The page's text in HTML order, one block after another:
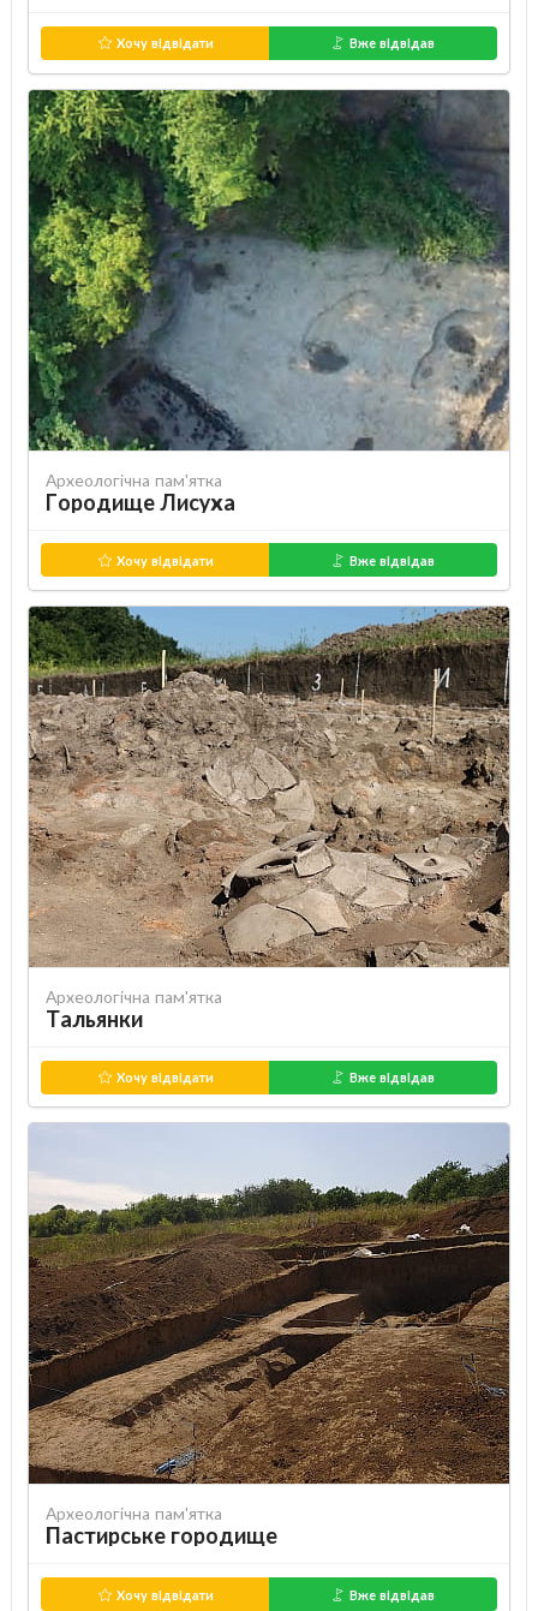
Хочу відвідати Вже відвідав
Археологічна пам'ятка
Городище Лисуха
Хочу відвідати Вже відвідав
Археологічна пам'ятка
Тальянки
Хочу відвідати Вже відвідав
Археологічна пам'ятка
Пастирське городище
Хочу відвідати Вже відвідав